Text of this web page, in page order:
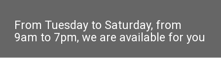
From Tuesday to Saturday, from
9am to 7pm, we are available for you